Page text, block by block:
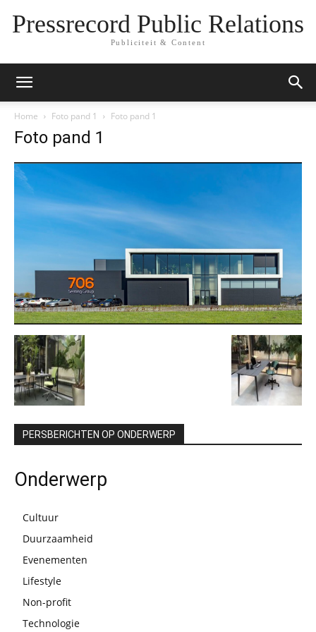
Pressrecord Public Relations
Publiciteit & Content
Home Foto pand 1 Foto pand 1
Foto pand 1
PERSBERICHTEN OP ONDERWERP
Onderwerp
Cultuur
Duurzaamheid
Evenementen
Lifestyle
Non-profit
Technologie